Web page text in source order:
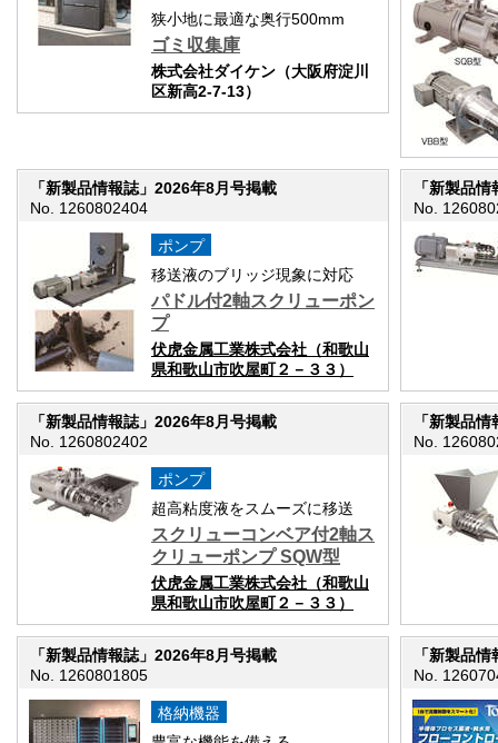
狭小地に最適な奥行500mm
ゴミ収集庫
株式会社ダイケン（大阪府淀川
区新高2-7-13）
「新製品情報誌」2026年8月号掲載
No. 1260802404
ポンプ
移送液のブリッジ現象に対応
パドル付2軸スクリューポン
プ
伏虎金属工業株式会社（和歌山
県和歌山市吹屋町２－３３）
「新製品
No.
「新製品情報誌」2026年8月号掲載
No. 1260802402
ポンプ
超高粘度液をスムーズに移送
スクリューコンベア付2軸ス
クリューポンプ SQW型
伏虎金属工業株式会社（和歌山
県和歌山市吹屋町２－３３）
「新製品
No.
「新製品情報誌」2026年8月号掲載
No. 1260801805
格納機器
「新製品
No.